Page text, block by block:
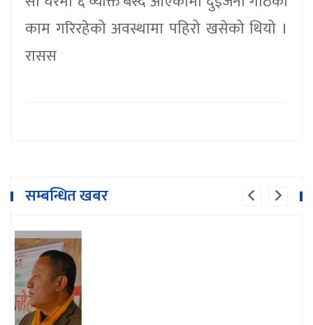
काम गरिरहेको अवस्थामा पहिरो खसेको थियो ।
रासस
सम्बन्धित खबर